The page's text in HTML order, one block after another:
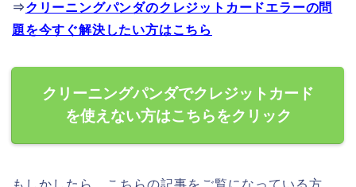
⇒クリーニングパンダのクレジットカードエラーの問
題を今すぐ解決したい方はこちら
クリーニングパンダでクレジットカード
を使えない方はこちらをクリック